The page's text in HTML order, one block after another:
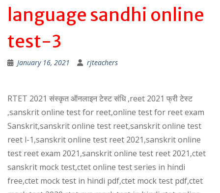
language sandhi online
test-3
January 16, 2021 rjteachers
RTET 2021 संस्कृत ऑनलाइन टेस्ट संधि ,reet 2021 फ्री टेस्ट
,sanskrit online test for reet,online test for reet exam
Sanskrit,sanskrit online test reet,sanskrit online test
reet l-1,sanskrit online test reet 2021,sanskrit online
test reet exam 2021,sanskrit online test reet 2021,ctet
sanskrit mock test,ctet online test series in hindi
free,ctet mock test in hindi pdf,ctet mock test pdf,ctet